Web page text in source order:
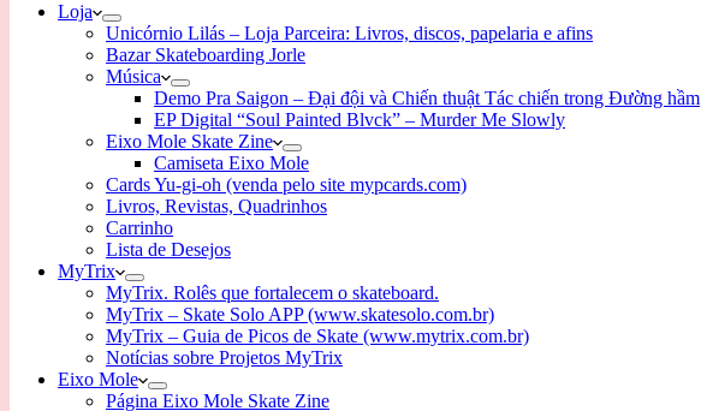
Loja
Unicórnio Lilás – Loja Parceira: Livros, discos, papelaria e afins
Bazar Skateboarding Jorle
Música
Demo Pra Saigon – Đại đội và Chiến thuật Tác chiến trong Đường hầm
EP Digital “Soul Painted Blvck” – Murder Me Slowly
Eixo Mole Skate Zine
Camiseta Eixo Mole
Cards Yu-gi-oh (venda pelo site mypcards.com)
Livros, Revistas, Quadrinhos
Carrinho
Lista de Desejos
MyTrix
MyTrix. Rolês que fortalecem o skateboard.
MyTrix – Skate Solo APP (www.skatesolo.com.br)
MyTrix – Guia de Picos de Skate (www.mytrix.com.br)
Notícias sobre Projetos MyTrix
Eixo Mole
Página Eixo Mole Skate Zine